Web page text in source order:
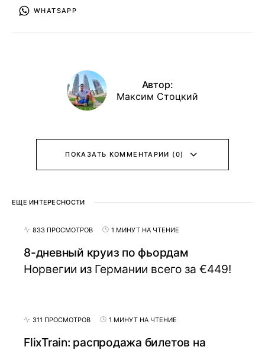
WHATSAPP
Автор:
Максим Стоцкий
ПОКАЗАТЬ КОММЕНТАРИИ (0)
ЕЩЕ ИНТЕРЕСНОСТИ
833 ПРОСМОТРОВ 1 МИНУТ НА ЧТЕНИЕ
8-дневный круиз по фьордам
Норвегии из Германии всего за €449!
311 ПРОСМОТРОВ 1 МИНУТ НА ЧТЕНИЕ
FlixTrain: распродажа билетов на